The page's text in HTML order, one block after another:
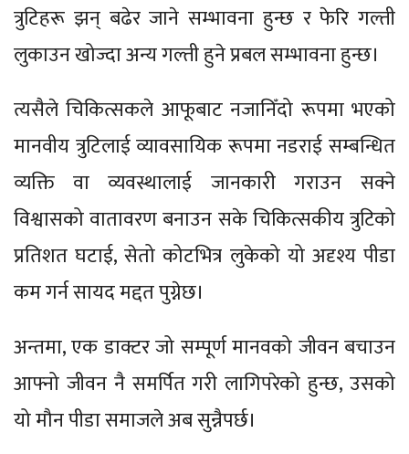
त्रुटिहरू झन् बढेर जाने सम्भावना हुन्छ र फेरि गल्ती
लुकाउन खोज्दा अन्य गल्ती हुने प्रबल सम्भावना हुन्छ।
त्यसैले चिकित्सकले आफूबाट नजानिँदो रूपमा भएको
मानवीय त्रुटिलाई व्यावसायिक रूपमा नडराई सम्बन्धित
व्यक्ति वा व्यवस्थालाई जानकारी गराउन सक्ने
विश्वासको वातावरण बनाउन सके चिकित्सकीय त्रुटिको
प्रतिशत घटाई, सेतो कोटभित्र लुकेको यो अदृश्य पीडा
कम गर्न सायद मद्दत पुग्नेछ।
अन्तमा, एक डाक्टर जो सम्पूर्ण मानवको जीवन बचाउन
आफ्नो जीवन नै समर्पित गरी लागिपरेको हुन्छ, उसको
यो मौन पीडा समाजले अब सुन्नैपर्छ।